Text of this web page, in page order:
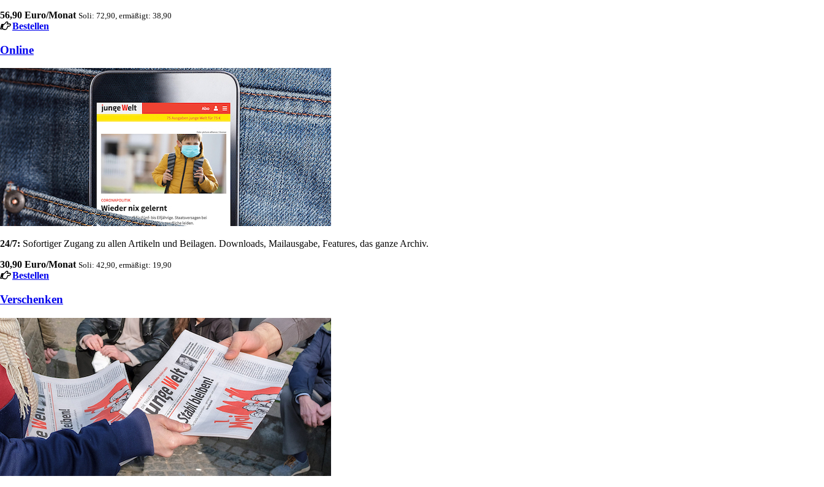
56,90 Euro/Monat Soli: 72,90, ermäßigt: 38,90
Bestellen
Online
24/7: Sofortiger Zugang zu allen Artikeln und Beilagen. Downloads, Mailausgabe, Features, das ganze Archiv.
30,90 Euro/Monat Soli: 42,90, ermäßigt: 19,90
Bestellen
Verschenken